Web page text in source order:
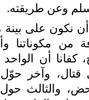
وعن طريقته.
نكون على بينة
من مكوناتنا
كفانا أن
قتال، وآخر حوّل
والثالث حول